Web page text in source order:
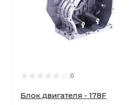
0
Блок двигателя - 178F